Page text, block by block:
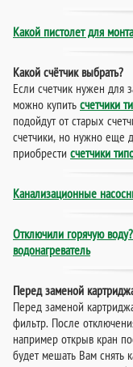
Какой пистолет для
Какой счётчик выбрать?
Если счетчик нужен для
можно купить счетчики
подойдут от старых
счетчики, но нужно еще
приобрести счетчики
Канализационные
Отключили горячую
водонагреватель
Перед заменой
Перед заменой
фильтр. После
например открыв кран
будет мешать Вам снять